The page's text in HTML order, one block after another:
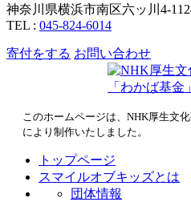
神奈川県横浜市南区六ッ川4-
TEL : 045-824-6014
寄付をする お問い合わせ
このホームページは、NHK厚生文
により制作いたしました。
トップページ
スマイルオブキッズとは
団体情報